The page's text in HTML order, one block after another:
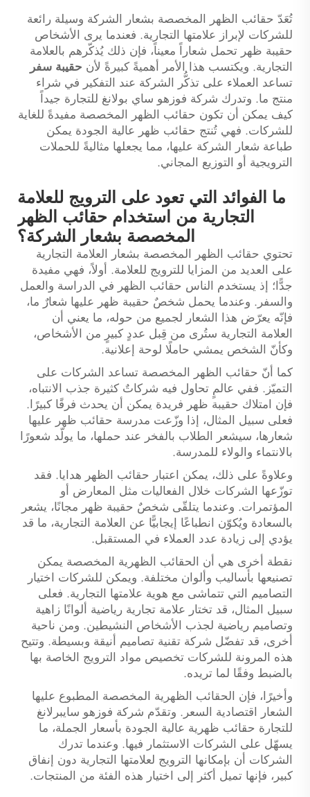
تُعَدّ حقائب الظهر المخصصة بشعار الشركة وسيلة رائعة
للشركات لإبراز علامتها التجارية. فعندما يرى الأشخاص
حقيبة ظهر تحمل شعاراً معيناً، فإن ذلك يُذكّرهم بالعلامة
التجارية. ويكتسب هذا الأمر أهميةً كبيرةً لأن حقيبة سفر
تساعد العملاء على تذكُّر الشركة عند التفكير في شراء
منتج ما. وتدرك شركة فوزهو ساي بولانغ للتجارة جيداً
كيف يمكن أن تكون حقائب الظهر المخصصة مفيدةً للغاية
للشركات. فهي تُنتج حقائب ظهر عالية الجودة يمكن
طباعة شعار الشركة عليها، مما يجعلها مثاليةً للحملات
الترويجية أو التوزيع المجاني.
ما الفوائد التي تعود على الترويج للعلامة
التجارية من استخدام حقائب الظهر
المخصصة بشعار الشركة؟
تحتوي حقائب الظهر المخصصة بشعار العلامة التجارية
على العديد من المزايا للترويج للعلامة. أولاً، فهي مفيدة
جدًّا؛ إذ يستخدم الناس حقائب الظهر في الدراسة والعمل
والسفر. وعندما يحمل شخصٌ حقيبة ظهر عليها شعارٌ ما،
فإنّه يعرّض هذا الشعار لجميع من حوله، ما يعني أن
العلامة التجارية ستُرى من قِبل عددٍ كبيرٍ من الأشخاص،
وكأنّ الشخص يمشي حاملًا لوحة إعلانية.
كما أنّ حقائب الظهر المخصصة تساعد الشركات على
التميّز. ففي عالمٍ تحاول فيه شركاتٌ كثيرة جذب الانتباه،
فإن امتلاك حقيبة ظهر فريدة يمكن أن يحدث فرقًا كبيرًا.
فعلى سبيل المثال، إذا وزّعت مدرسة حقائب ظهر عليها
شعارها، سيشعر الطلاب بالفخر عند حملها، ما يولّد شعورًا
بالانتماء والولاء للمدرسة.
وعلاوةً على ذلك، يمكن اعتبار حقائب الظهر هدايا. فقد
توزّعها الشركات خلال الفعاليات مثل المعارض أو
المؤتمرات. وعندما يتلقّى شخصٌ حقيبة ظهر مجانًا، يشعر
بالسعادة ويُكوّن انطباعًا إيجابيًّا عن العلامة التجارية، ما قد
يؤدي إلى زيادة عدد العملاء في المستقبل.
نقطة أخرى هي أن الحقائب الظهرية المخصصة يمكن
تصنيعها بأساليب وألوان مختلفة. ويمكن للشركات اختيار
التصاميم التي تتماشى مع هوية علامتها التجارية. فعلى
سبيل المثال، قد تختار علامة تجارية رياضية ألوانًا زاهية
وتصاميم رياضية لجذب الأشخاص النشيطين. ومن ناحية
أخرى، قد تفضّل شركة تقنية تصاميم أنيقة وبسيطة. وتتيح
هذه المرونة للشركات تخصيص مواد الترويج الخاصة بها
بالضبط وفقًا لما تريده.
وأخيرًا، فإن الحقائب الظهرية المخصصة المطبوع عليها
الشعار اقتصادية السعر. وتقدّم شركة فوزهو سايبرلانغ
للتجارة حقائب ظهرية عالية الجودة بأسعار الجملة، ما
يسهّل على الشركات الاستثمار فيها. وعندما تدرك
الشركات أن بإمكانها الترويج لعلامتها التجارية دون إنفاق
كبير، فإنها تميل أكثر إلى اختيار هذه الفئة من المنتجات.